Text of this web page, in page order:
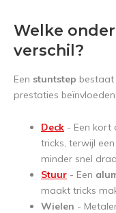
Welke
verschil?
Een stuntstep bestaat
prestaties beïnvloeden:
Deck - Een kort
tricks, terwijl
minder snel
Stuur - Een
maakt tricks
Wielen -